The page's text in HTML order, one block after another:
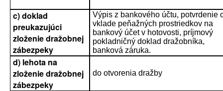
c) doklad
preukazujúci
zloženie dražobnej
zábezpeky
Výpis z bankového účtu, potvrdenie
vklade peňažných prostriedkov na
bankový účet v hotovosti, príjmový
pokladničný doklad dražobníka,
banková záruka.
d) lehota na
zloženie dražobnej
zábezpeky
do otvorenia dražby